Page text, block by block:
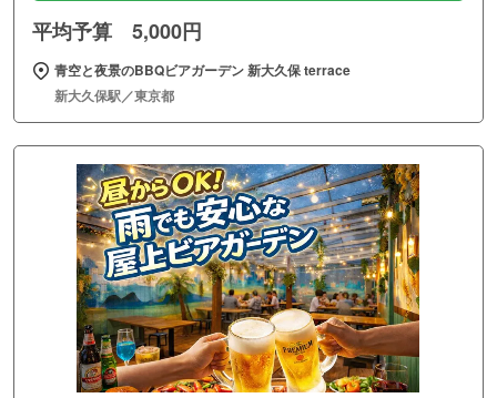
平均予算 5,000円
青空と夜景のBBQビアガーデン 新大久保 terrace
新大久保駅／東京都